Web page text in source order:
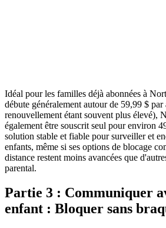
Idéal pour les familles déjà abonnées à
débute généralement autour de 59,99 $
renouvellement étant souvent plus élevé),
également être souscrit seul pour environ
solution stable et fiable pour surveiller et
enfants, même si ses options de blocage
distance restent moins avancées que
parental.
Partie 3 : Communiquer
enfant : Bloquer sans